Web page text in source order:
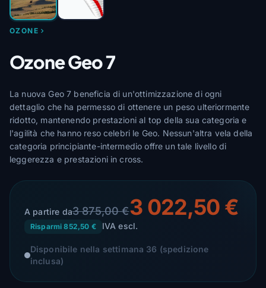
OZONE
Ozone Geo 7
La nuova Geo 7 beneficia di un'ottimizzazione di ogni
dettaglio che ha permesso di ottenere un peso ulteriormente
ridotto, mantenendo prestazioni al top della sua categoria e
l'agilità che hanno reso celebri le Geo. Nessun'altra vela della
categoria principiante-intermedio offre un tale livello di
leggerezza e prestazioni in cross.
A partire da3 875,00 €3 022,50 €
Risparmi 852,50 € IVA escl.
Disponibile nella settimana 36 (spedizione
inclusa)